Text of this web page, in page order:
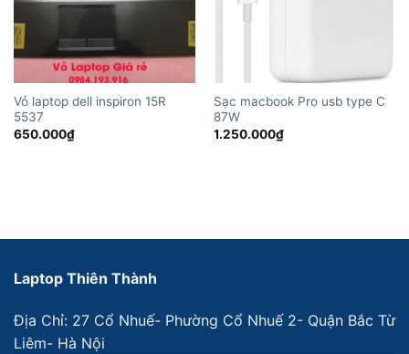
Vỏ laptop dell inspiron 15R
5537
650.000₫
Sạc macbook Pro usb type C
87W
1.250.000₫
Laptop Thiên Thành
Địa Chỉ: 27 Cổ Nhuế- Phường Cổ Nhuế 2- Quận Bắc Từ
Liêm- Hà Nội